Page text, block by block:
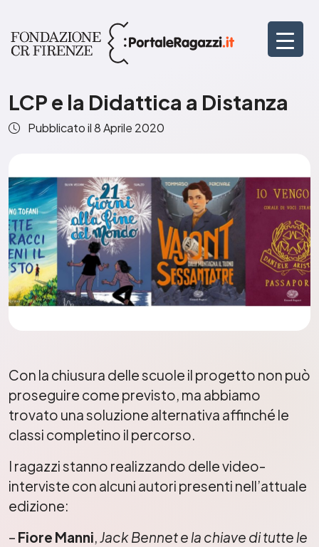
LCP e la Didattica a Distanza
Pubblicato il8 Aprile 2020
Con la chiusura delle scuole il progetto non può
proseguire come previsto, ma abbiamo
trovato una soluzione alternativa affinché le
classi completino il percorso.
I ragazzi stanno realizzando delle video-
interviste con alcuni autori presenti nell’attuale
edizione:
– Fiore Manni,Jack Bennet e la chiave di tutte le